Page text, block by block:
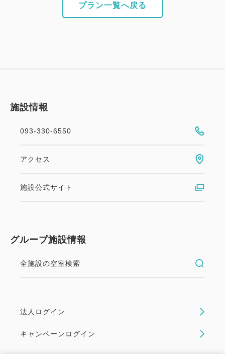
プラン一覧へ戻る
施設情報
093-330-6550
アクセス
施設公式サイト
グループ施設情報
全施設の空室検索
法人ログイン
キャンペーンログイン